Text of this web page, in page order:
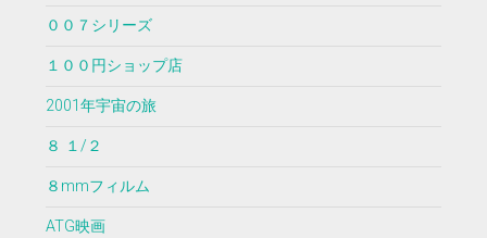
００７シリーズ
１００円ショップ店
2001年宇宙の旅
８ １/２
８mmフィルム
ATG映画